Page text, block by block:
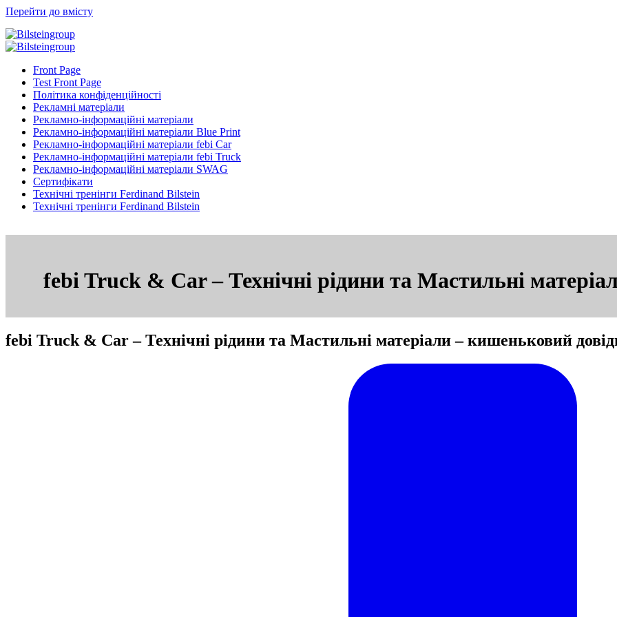
Перейти до вмісту
Front Page
Test Front Page
Політика конфіденційності
Рекламні матеріали
Рекламно-інформаційні матеріали
Рекламно-інформаційні матеріали Blue Print
Рекламно-інформаційні матеріали febi Car
Рекламно-інформаційні матеріали febi Truck
Рекламно-інформаційні матеріали SWAG
Сертифікати
Технічні тренінги Ferdinand Bilstein
Технічні тренінги Ferdinand Bilstein
febi Truck & Car – Технічні рідини та Мастильні
febi Truck & Car – Технічні рідини та Мастильні матеріали – кишеньковий